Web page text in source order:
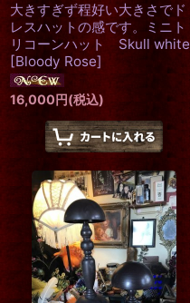
大きすぎず程好い大きさでド
レスハットの感です。ミニト
リコーンハット Skull white
[Bloody Rose]
16,000円(税込)